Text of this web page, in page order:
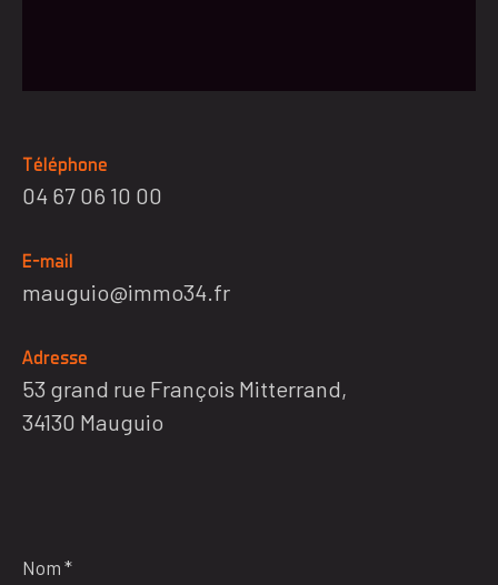
Téléphone
04 67 06 10 00
E-mail
mauguio@immo34.fr
Adresse
53 grand rue François Mitterrand,
34130 Mauguio
*